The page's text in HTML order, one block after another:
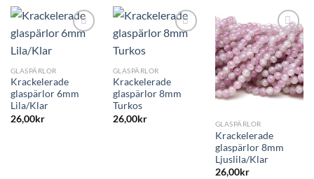
GLASPÄRLOR
Krackelerade
glaspärlor 6mm
Lila/Klar
26,00kr
GLASPÄRLOR
Krackelerade
glaspärlor 8mm
Turkos
26,00kr GLASPÄRLOR
Krackelerade
glaspärlor 8mm
Ljuslila/Klar
26,00kr